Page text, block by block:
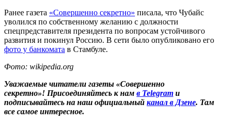
Ранее газета «Совершенно секретно» писала, что Чубайс
уволился по собственному желанию с должности
спецпредставителя президента по вопросам устойчивого
развития и покинул Россию. В сети было опубликовано его
фото у банкомата в Стамбуле.
Фото: wikipedia.org
Уважаемые читатели газеты «Совершенно
секретно»! Присоединяйтесь к нам в Telegram и
подписывайтесь на наш официальный канал в Дзене. Там
все самое интересное.